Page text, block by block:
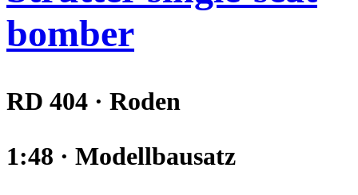
bomber
RD 404 · Roden
1:48 · Modellbausatz